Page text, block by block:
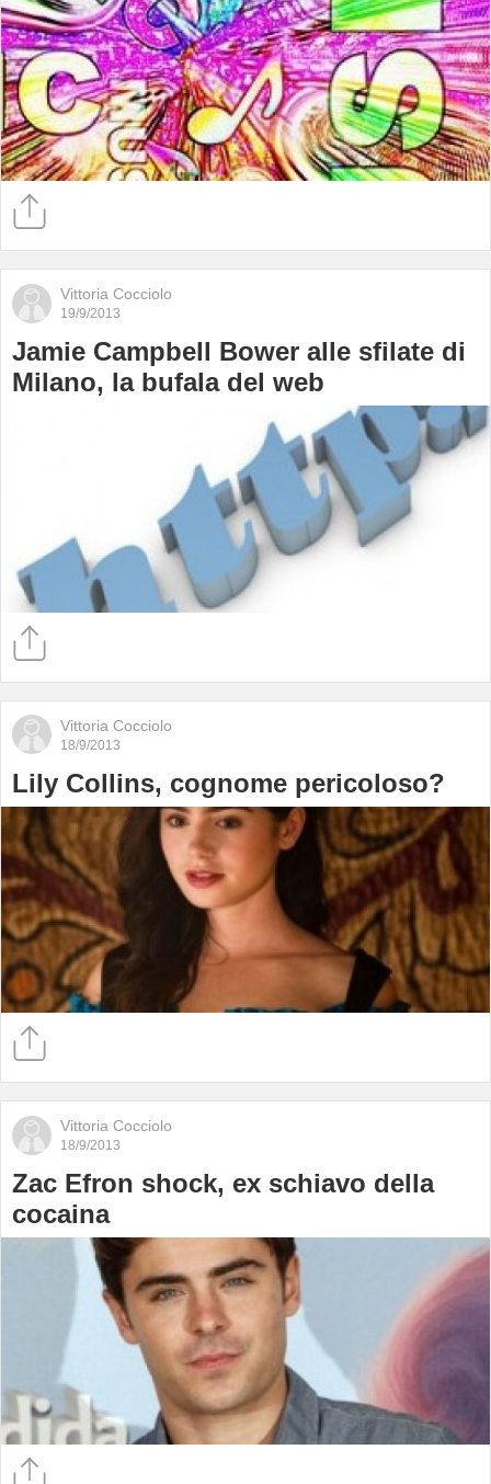
Vittoria Cocciolo
19/9/2013
Jamie Campbell Bower alle sfilate di
Milano, la bufala del web
Vittoria Cocciolo
18/9/2013
Lily Collins, cognome pericoloso?
Vittoria Cocciolo
18/9/2013
Zac Efron shock, ex schiavo della
cocaina